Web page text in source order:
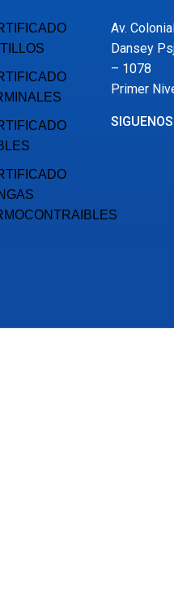
Av.
Dansey
– 1078
Primer